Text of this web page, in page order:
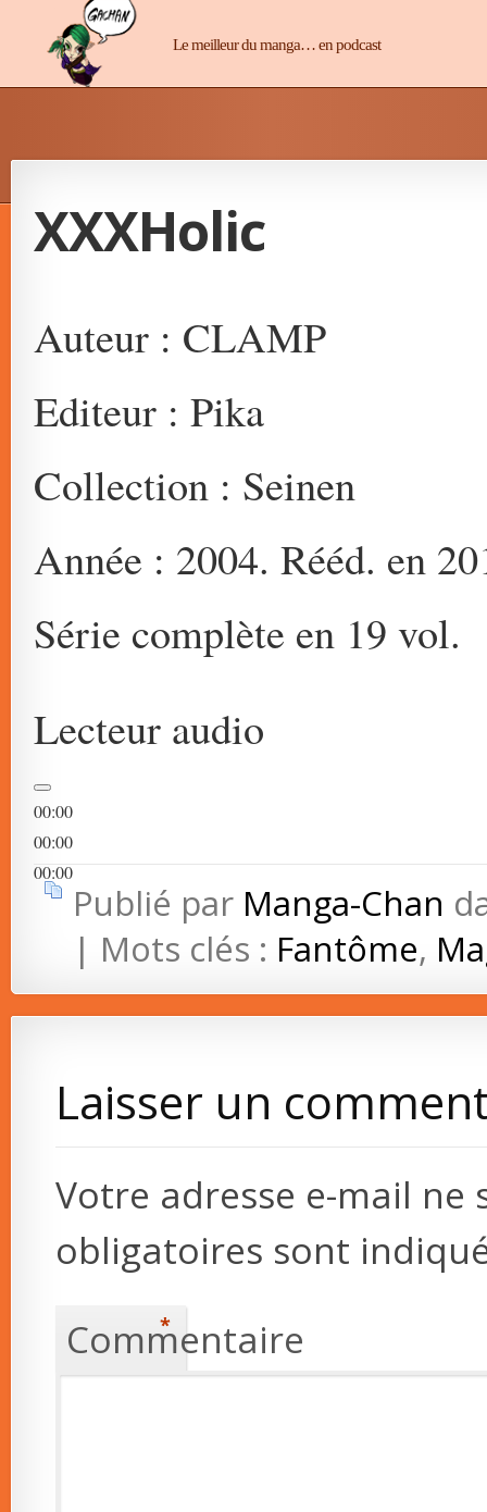
Manga-ChanLe meilleur du manga… en podcast
XXXHolic
Auteur : CLAMP
Editeur : Pika
Collection : Seinen
Année : 2004. Rééd. en
Série complète en 19 vol.
Lecteur audio
00:00
00:00
00:00
Publié par Manga-Chan
| Mots clés : Fantôme,
Laisser un
Votre adresse e-mail ne
obligatoires sont
Commentaire
*